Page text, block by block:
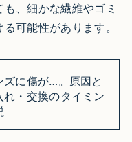
、細かな繊維やゴミ
可能性があります。
ズに傷が…。原因と
れ・交換のタイミン